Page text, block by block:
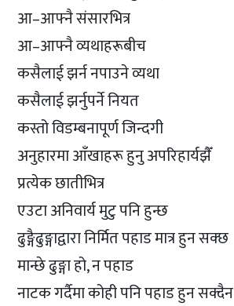
आ–आफ्नै संसारभित्र
आ–आफ्नै व्यथाहरूबीच
कसैलाई झर्न नपाउने व्यथा
कसैलाई झर्नुपर्ने नियत
कस्तो विडम्बनापूर्ण जिन्दगी
अनुहारमा आँखाहरू हुनु अपरिहार्यझैँ
प्रत्येक छातीभित्र
एउटा अनिवार्य मुटु पनि हुन्छ
ढुङ्गैढुङ्गाद्वारा निर्मित पहाड मात्र हुन सक्छ
मान्छे ढुङ्गा हो, न पहाड
नाटक गर्दैमा कोही पनि पहाड हुन सक्दैन